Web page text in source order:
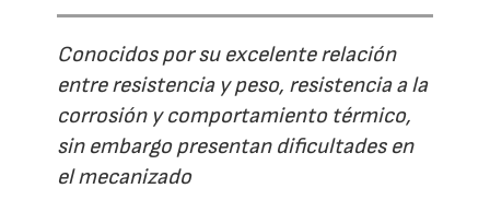
Conocidos por su excelente relación
entre resistencia y peso, resistencia a la
corrosión y comportamiento térmico,
sin embargo presentan dificultades en
el mecanizado